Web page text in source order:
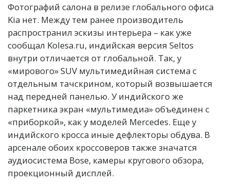
Фотографий салона в релизе глобального офиса
Kia нет. Между тем ранее производитель
распространил эскизы интерьера – как уже
сообщал Kolesa.ru, индийская версия Seltos
внутри отличается от глобальной. Так, у
«мирового» SUV мультимедийная система с
отдельным тачскрином, который возвышается
над передней панелью. У индийского же
паркетника экран «мультимедиа» объединен с
«приборкой», как у моделей Mercedes. Еще у
индийского кросса иные дефлекторы обдува. В
арсенале обоих кроссоверов также значатся
аудиосистема Bose, камеры кругового обзора,
проекционный дисплей.